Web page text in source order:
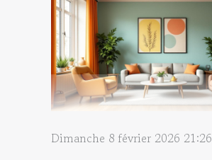
Dimanche 8 février 2026 21:26